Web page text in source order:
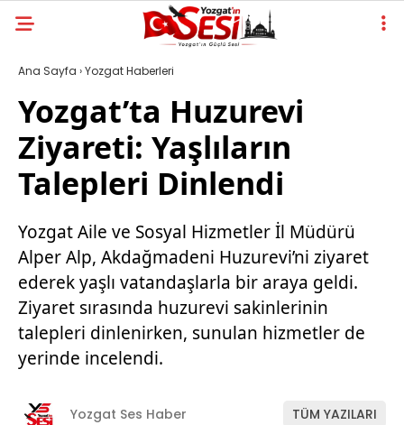
Ana Sayfa ›Yozgat Haberleri
Yozgat’ta Huzurevi
Ziyareti: Yaşlıların
Talepleri Dinlendi
Yozgat Aile ve Sosyal Hizmetler İl Müdürü
Alper Alp, Akdağmadeni Huzurevi’ni ziyaret
ederek yaşlı vatandaşlarla bir araya geldi.
Ziyaret sırasında huzurevi sakinlerinin
talepleri dinlenirken, sunulan hizmetler de
yerinde incelendi.
Yozgat Ses Haber TÜM YAZILARI